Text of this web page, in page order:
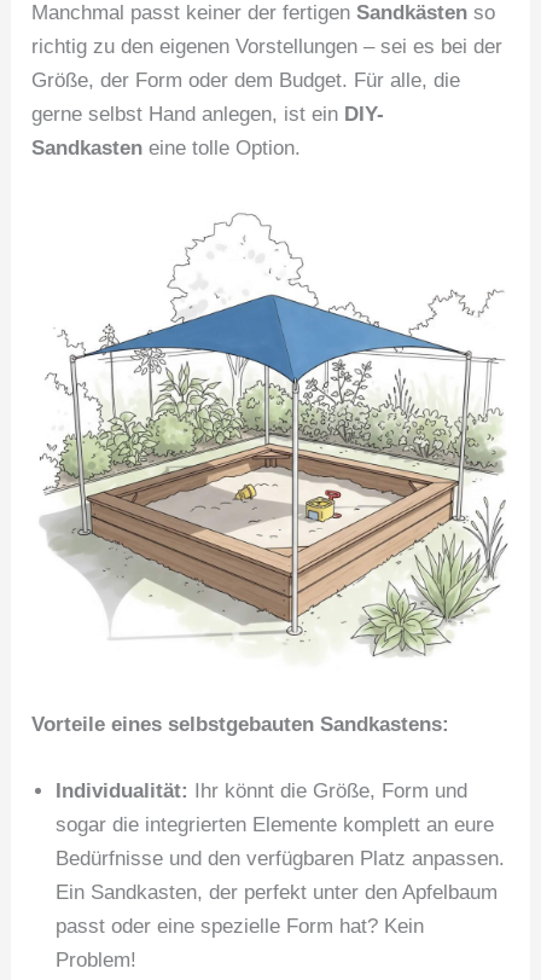
Manchmal passt keiner der fertigenSandkästen so
richtig zu den eigenen Vorstellungen – sei es bei der
Größe, der Form oder dem Budget. Für alle, die
gerne selbst Hand anlegen, ist ein DIY-
Sandkasten eine tolle Option.
Vorteile eines selbstgebauten Sandkastens:
Individualität: Ihr könnt die Größe, Form und
sogar die integrierten Elemente komplett an eure
Bedürfnisse und den verfügbaren Platz anpassen.
Ein Sandkasten, der perfekt unter den Apfelbaum
passt oder eine spezielle Form hat? Kein
Problem!